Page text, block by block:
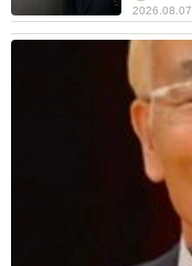
2026.08.07